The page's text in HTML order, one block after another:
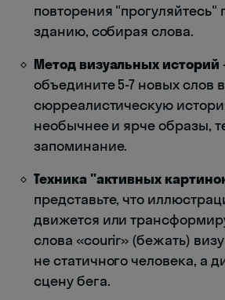
повторения "прогуляйтесь"
зданию, собирая слова.
Метод визуальных историй
объедините 5-7 новых слов
сюрреалистическую
необычнее и ярче образы,
запоминание.
Техника "активных
представьте, что
движется или
слова «courir» (бежать)
не статичного человека, а
сцену бега.